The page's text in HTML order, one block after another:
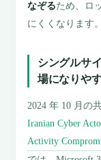
なぞるため、ロ
にくくなります。
シングルサ
場になりや
2024 年 10 月の
Iranian Cyber
Activity